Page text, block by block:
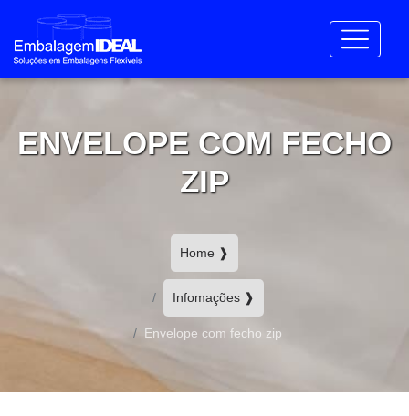
ENVELOPE COM FECHO
ZIP
Home ❱
Infomações ❱
Envelope com fecho zip